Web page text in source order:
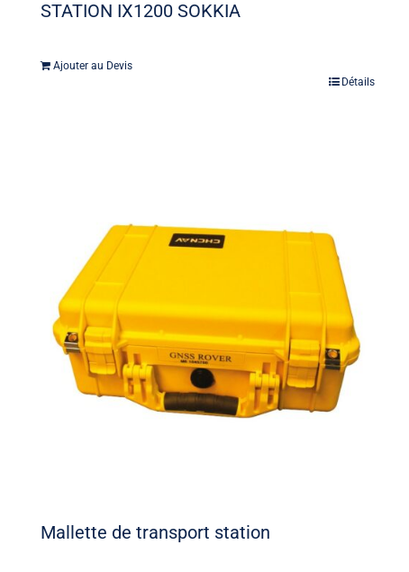
STATION IX1200 SOKKIA
Ajouter au Devis
Détails
Mallette de transport station